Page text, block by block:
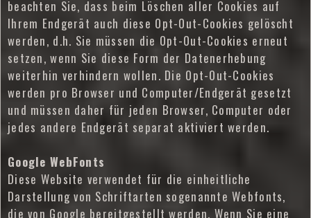
beachten Sie, dass beim Löschen aller Cookies auf
Ihrem Endgerät auch diese Opt-Out-Cookies gelöscht
werden, d.h. Sie müssen die Opt-Out-Cookies erneut
setzen, wenn Sie diese Form der Datenerhebung
weiterhin verhindern wollen. Die Opt-Out-Cookies
werden pro Browser und Computer/Endgerät gesetzt
und müssen daher für jeden Browser, Computer oder
jedes andere Endgerät separat aktiviert werden.
Google WebFonts
Diese Website verwendet für die einheitliche
Darstellung von Schriftarten sogenannte Webfonts,
die von Google bereitgestellt werden. Wenn Sie eine